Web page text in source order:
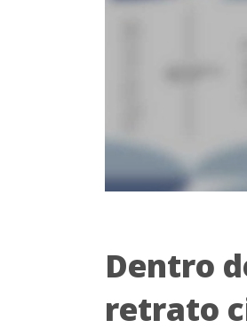
Dentro
retrato